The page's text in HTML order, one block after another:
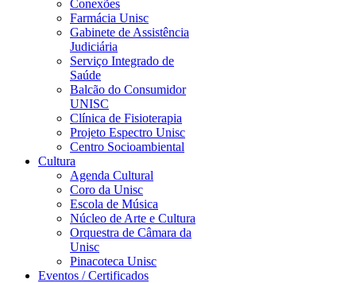
Conexões
Farmácia Unisc
Gabinete de Assistência
Judiciária
Serviço Integrado de
Saúde
Balcão do Consumidor
UNISC
Clínica de Fisioterapia
Projeto Espectro Unisc
Centro Socioambiental
Cultura
Agenda Cultural
Coro da Unisc
Escola de Música
Núcleo de Arte e Cultura
Orquestra de Câmara da
Unisc
Pinacoteca Unisc
Eventos / Certificados